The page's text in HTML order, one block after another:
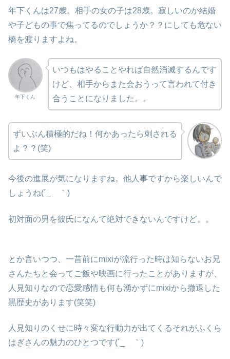
年下くんは27歳。相手の女の子は28歳。寂しいのか結婚
や子どもの事で焦ってるのでしょうか？？にしても危ない
橋を渡りますよね。
年下くん
いつもはやることやれば自然消滅するんです
けど、相手からまた会おうって言われて付き
合うことになりました。。
ずいぶん積極的だね！何かあったら刺される
よ？？(笑)
今後の進展が気になりますね。他人事ですから楽しいんで
しょうね(´_ゝ｀)
初対面の男を彼氏になんて絶対できないんですけど。。
とか言いつつ、一昔前にmixiが流行った時は知らないお兄
さんたちと会ってご飯や映画に行ったことがありますが、
人見知りなので恋愛感情も何も湧かずにmixiから撤退した
黒歴史があります(笑笑)
人見知りのくせに時々変な行動力が出てくるそれがふくら
はぎさんの魅力のひとつです(´_ゝ｀)